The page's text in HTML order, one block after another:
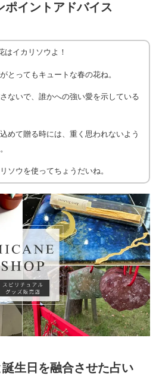
ポイントアドバイス
はイカリソウよ！
とってもキュートな春の花ね。
ないで、誰かへの強い愛を示している
めて贈る時には、重く思われないよう
ソウを使ってちょうだいね。
生日を融合させた占い